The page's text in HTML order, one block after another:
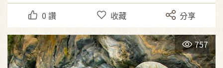
0 讚 收藏 分享
757